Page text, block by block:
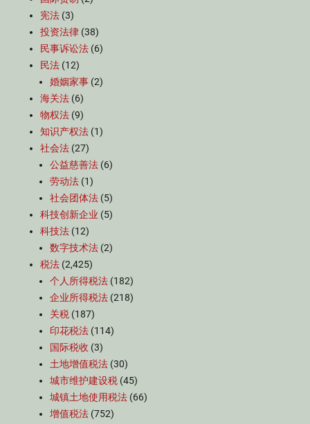
宪法 (3)
投资法律 (38)
民事诉讼法 (6)
民法 (12)
婚姻家事 (2)
海关法 (6)
物权法 (9)
知识产权法 (1)
社会法 (27)
公益慈善法 (6)
劳动法 (1)
社会团体法 (5)
科技创新企业 (5)
科技法 (12)
数字技术法 (2)
税法 (2,425)
个人所得税法 (182)
企业所得税法 (218)
关税 (187)
印花税法 (114)
国际税收 (3)
土地增值税法 (30)
城市维护建设税 (45)
城镇土地使用税法 (66)
增值税法 (752)